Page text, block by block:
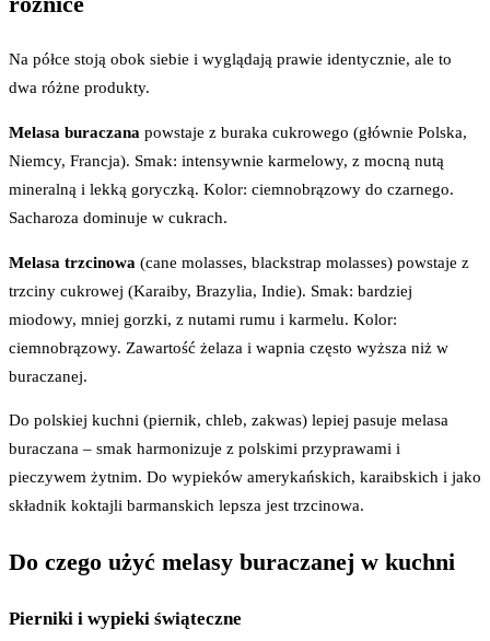
Na półce stoją obok siebie i wyglądają prawie identycznie, ale to
dwa różne produkty.
Melasa buraczana powstaje z buraka cukrowego (głównie Polska,
Niemcy, Francja). Smak: intensywnie karmelowy, z mocną nutą
mineralną i lekką goryczką. Kolor: ciemnobrązowy do czarnego.
Sacharoza dominuje w cukrach.
Melasa trzcinowa (cane molasses, blackstrap molasses) powstaje z
trzciny cukrowej (Karaiby, Brazylia, Indie). Smak: bardziej
miodowy, mniej gorzki, z nutami rumu i karmelu. Kolor:
ciemnobrązowy. Zawartość żelaza i wapnia często wyższa niż w
buraczanej.
Do polskiej kuchni (piernik, chleb, zakwas) lepiej pasuje melasa
buraczana – smak harmonizuje z polskimi przyprawami i
pieczywem żytnim. Do wypieków amerykańskich, karaibskich i jako
składnik koktajli barmanskich lepsza jest trzcinowa.
Do czego użyć melasy buraczanej w kuchni
Pierniki i wypieki świąteczne